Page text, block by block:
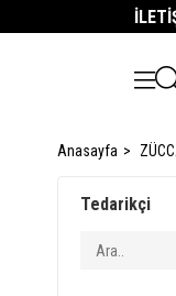
Anasayfa
Tedarikçi